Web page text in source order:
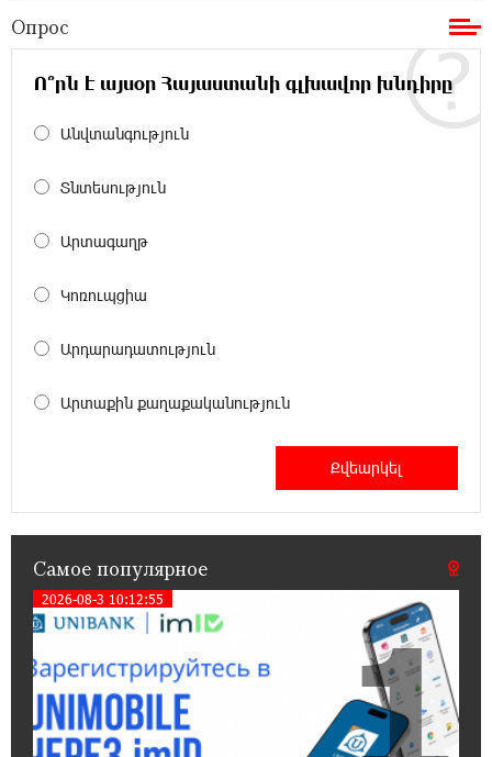
осужденных в Азербайджане
12:17:04 23-07-2026
Против кого вооружается Азербайджан?
Аршак Карапетян
12:04:45 23-07-2026
Вайка установлена солнечная
Новые финансовые навыки на «Давидбекских
Кругом война. А вас вводят в заблуждение.
Центр продаж и обслуживания Ucom в
Егварде возобновил работу по новому адресу
— ул. Ереванян, 3/47
15:44:07 17-07-2026
До 25% idcoin-ов при покупке авиабилетов
Flyone: Idram&IDBank
Опрос
Ո՞րն է այսօր Հայաստանի գլխավոր խնդիրը
Անվտանգություն
Տնտեսություն
Արտագաղթ
Կոռուպցիա
Արդարադատություն
Արտաքին քաղաքականություն
Самое популярное
2026-08-3 10:12:55
1